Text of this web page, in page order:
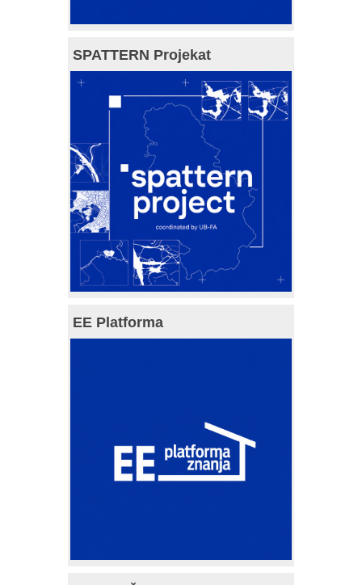
SPATTERN Projekat
EE Platforma